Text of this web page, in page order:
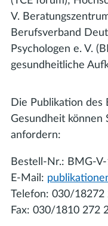
V.
Berufsverband
Psychologen e. V.
gesundheitliche
Die Publikation des
Gesundheit können
anfordern:
Bestell-Nr.: BMG-
E-Mail:
Telefon: 030/18272
Fax: 030/1810 272